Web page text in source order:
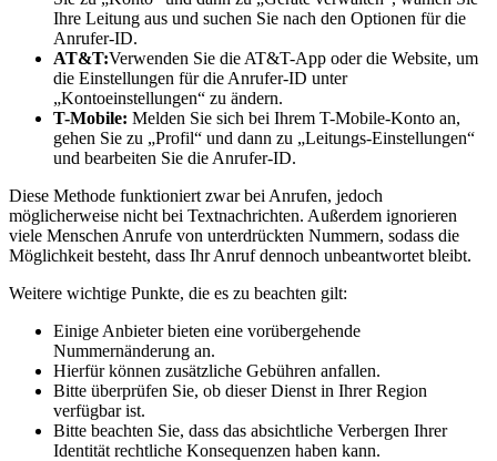
Ihre Leitung aus und suchen Sie nach den Optionen für die
Anrufer-ID.
AT&T:Verwenden Sie die AT&T-App oder die Website, um
die Einstellungen für die Anrufer-ID unter
„Kontoeinstellungen“ zu ändern.
T-Mobile: Melden Sie sich bei Ihrem T-Mobile-Konto an,
gehen Sie zu „Profil“ und dann zu „Leitungs-Einstellungen“
und bearbeiten Sie die Anrufer-ID.
Diese Methode funktioniert zwar bei Anrufen, jedoch
möglicherweise nicht bei Textnachrichten. Außerdem ignorieren
viele Menschen Anrufe von unterdrückten Nummern, sodass die
Möglichkeit besteht, dass Ihr Anruf dennoch unbeantwortet bleibt.
Weitere wichtige Punkte, die es zu beachten gilt:
Einige Anbieter bieten eine vorübergehende
Nummernänderung an.
Hierfür können zusätzliche Gebühren anfallen.
Bitte überprüfen Sie, ob dieser Dienst in Ihrer Region
verfügbar ist.
Bitte beachten Sie, dass das absichtliche Verbergen Ihrer
Identität rechtliche Konsequenzen haben kann.